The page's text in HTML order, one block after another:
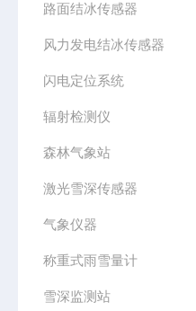
路面结冰传感器
风力发电结冰传感器
闪电定位系统
辐射检测仪
森林气象站
激光雪深传感器
气象仪器
称重式雨雪量计
雪深监测站